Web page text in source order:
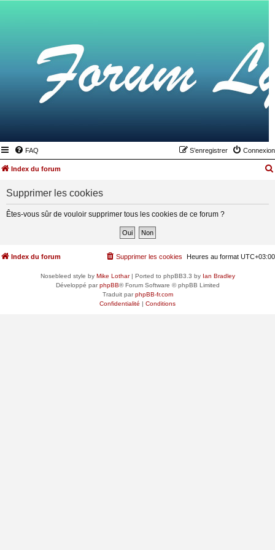
FAQ Connexion
S’enregistrer
Index du forum
Supprimer les cookies
Êtes-vous sûr de vouloir supprimer tous les cookies de ce forum ?
Index du forum Heures au format UTC+03:00
Supprimer les cookies
Nosebleed style by Mike Lothar| Ported to phpBB3.3 by Ian Bradley
Développé parphpBB® Forum Software © phpBB Limited
Traduit parphpBB-fr.com
Confidentialité | Conditions